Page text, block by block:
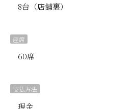
8台（店舗裏）
座席
60席
支払方法
現金